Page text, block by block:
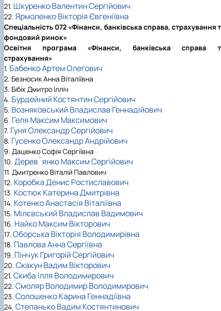
21. Шкуренко Валентин Сергійович
22. Ярмоленко Вікторія Євгеніївна
Спеціальність 072 «Фінанси, банківська справа, страхування
фондовий ринок»
Освітня програма «Фінанси, банківська справа
страхування»
1. Бабенко Артем Олегович
2. Безносик Анна Віталіївна
3. Бібік Дмитро Ілліч
4. Бурдейний Костянтин Сергійович
5. Возняковський Владислав Геннадійович
6. Геля Максим Максимович
7. Гуня Олександр Сергійович
8. Гусенко Олександр Андрійович
9. Даценко Софія Сергіївна
10. Дерев`янко Максим Сергійович
11. Дмитренко Віталій Павлович
12. Коробка Денис Ростиславович
13. Костюк Катерина Дмитрівна
14. Котенко Анастасія Віталіївна
15. Мілєвський Владислав Вадимович
16. Найко Максим Вікторович
17. Оборська Вікторія Володимирівна
18. Павлова Анна Сергіївна
19. Пінчук Григорій Сергійович
20. Скакун Вадим Вікторович
21. Скиба Ілля Володимирович
22. Смоляр Володимир Володимирович
23. Солошенко Карина Геннадіївна
24. Степанько Вадим Костянтинович